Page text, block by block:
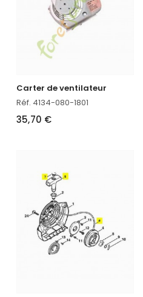
Carter de ventilateur
Réf. 4134-080-1801
35,70 €